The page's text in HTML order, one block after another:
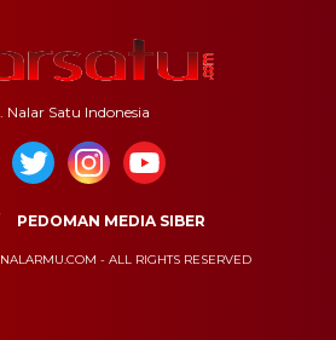
Nalar Satu Indonesia
PEDOMAN MEDIA SIBER
- ALL RIGHTS RESERVED